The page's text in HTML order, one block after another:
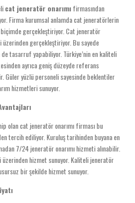
cat jeneratör onarımıfirmasından
Firma kurumsal anlamda cat jeneratörlerin
gerçekleştiriyor. Cat jeneratör
üzerinden gerçekleştiriyor. Bu sayede
tasarruf yapabiliyor. Türkiye’nin en kaliteli
ayrıca geniş düzeyde referans
Güler yüzlü personeli sayesinde beklentiler
hizmetleri sunuyor.
olan cat jeneratör onarımı firması bu
tercih ediliyor. Kuruluş tarihinden buyana en
7/24 jeneratör onarımı hizmeti alınabilir.
hizmet sunuyor. Kaliteli jeneratör
bir şekilde hizmet sunuyor.